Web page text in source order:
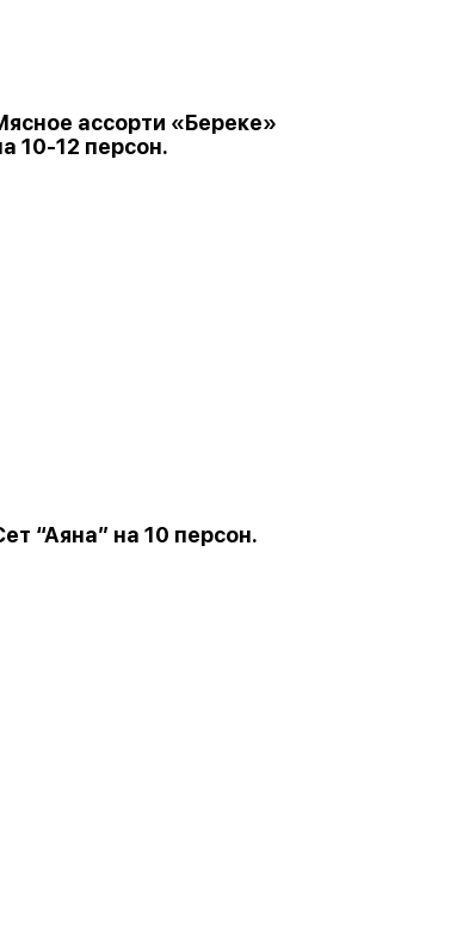
ассорти «Береке»
10-12 персон.
“Аяна” на 10 персон.